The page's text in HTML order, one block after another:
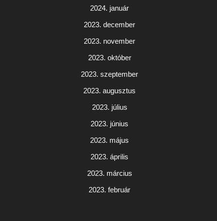
2024. január
2023. december
2023. november
2023. október
2023. szeptember
2023. augusztus
2023. július
2023. június
2023. május
2023. április
2023. március
2023. február